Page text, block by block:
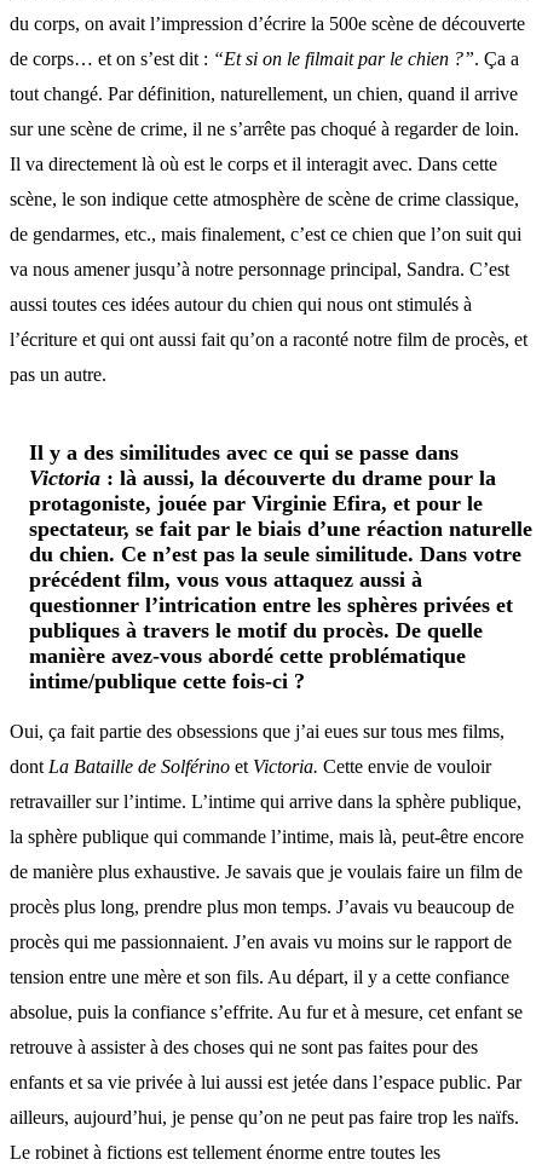
du corps, on avait l’impression d’écrire la 500e scène de découverte
de corps… et on s’est dit : “Et si on le filmait par le chien ?”. Ça a
tout changé. Par définition, naturellement, un chien, quand il arrive
sur une scène de crime, il ne s’arrête pas choqué à regarder de loin.
Il va directement là où est le corps et il interagit avec. Dans cette
scène, le son indique cette atmosphère de scène de crime classique,
de gendarmes, etc., mais finalement, c’est ce chien que l’on suit qui
va nous amener jusqu’à notre personnage principal, Sandra. C’est
aussi toutes ces idées autour du chien qui nous ont stimulés à
l’écriture et qui ont aussi fait qu’on a raconté notre film de procès, et
pas un autre.
Il y a des similitudes avec ce qui se passe dans
Victoria : là aussi, la découverte du drame pour la
protagoniste, jouée par Virginie Efira, et pour le
spectateur, se fait par le biais d’une réaction naturelle
du chien. Ce n’est pas la seule similitude. Dans votre
précédent film, vous vous attaquez aussi à
questionner l’intrication entre les sphères privées et
publiques à travers le motif du procès. De quelle
manière avez-vous abordé cette problématique
intime/publique cette fois-ci ?
Oui, ça fait partie des obsessions que j’ai eues sur tous mes films,
dont La Bataille de Solférino et Victoria. Cette envie de vouloir
retravailler sur l’intime. L’intime qui arrive dans la sphère publique,
la sphère publique qui commande l’intime, mais là, peut-être encore
de manière plus exhaustive. Je savais que je voulais faire un film de
procès plus long, prendre plus mon temps. J’avais vu beaucoup de
procès qui me passionnaient. J’en avais vu moins sur le rapport de
tension entre une mère et son fils. Au départ, il y a cette confiance
absolue, puis la confiance s’effrite. Au fur et à mesure, cet enfant se
retrouve à assister à des choses qui ne sont pas faites pour des
enfants et sa vie privée à lui aussi est jetée dans l’espace public. Par
ailleurs, aujourd’hui, je pense qu’on ne peut pas faire trop les naïfs.
Le robinet à fictions est tellement énorme entre toutes les